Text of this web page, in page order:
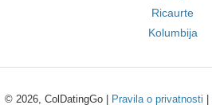
Ricaurte
Kolumbija
© 2026, ColDatingGo | Pravila o privatnosti